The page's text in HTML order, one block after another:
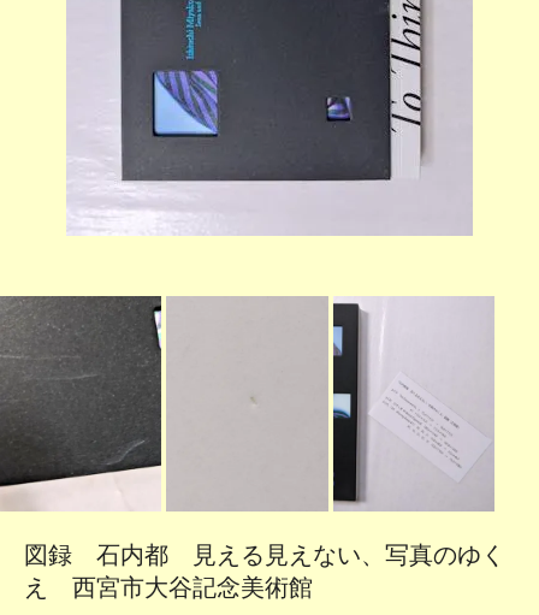
図録 石内都 見える見えない、写真のゆく
え 西宮市大谷記念美術館